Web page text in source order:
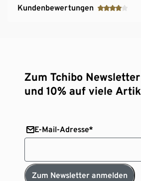
Kundenbewertungen
Zum Tchibo
und 10% auf viele
E-Mail-Adresse*
Zum Newsletter anmelden